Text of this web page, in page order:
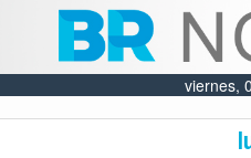
viernes,